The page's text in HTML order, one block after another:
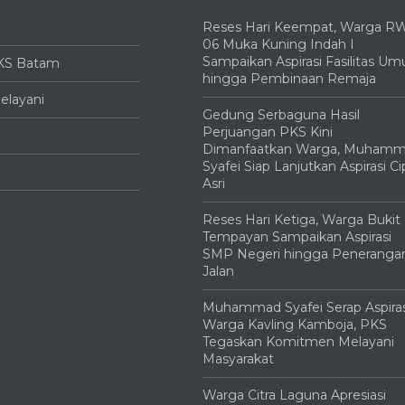
Batam
Reses Hari Keempat, Warga
06 Muka Kuning Indah I
Sampaikan Aspirasi Fasilitas
hingga Pembinaan Remaja
Gedung Serbaguna Hasil
Perjuangan PKS Kini
Dimanfaatkan Warga,
Syafei Siap Lanjutkan Aspirasi
Asri
Reses Hari Ketiga, Warga Bukit
Tempayan Sampaikan Aspirasi
SMP Negeri hingga
Jalan
Muhammad Syafei Serap
Warga Kavling Kamboja, PKS
Tegaskan Komitmen Melayani
Masyarakat
Warga Citra Laguna Apresiasi